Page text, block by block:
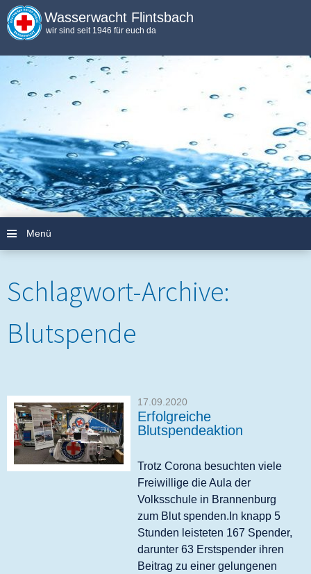
Wasserwacht Flintsbach
wir sind seit 1946 für euch da
Menü
Schlagwort-Archive:
Blutspende
17.09.2020
Erfolgreiche
Blutspendeaktion
Trotz Corona besuchten viele
Freiwillige die Aula der
Volksschule in Brannenburg
zum Blut spenden.In knapp 5
Stunden leisteten 167 Spender,
darunter 63 Erstspender ihren
Beitrag zu einer gelungenen